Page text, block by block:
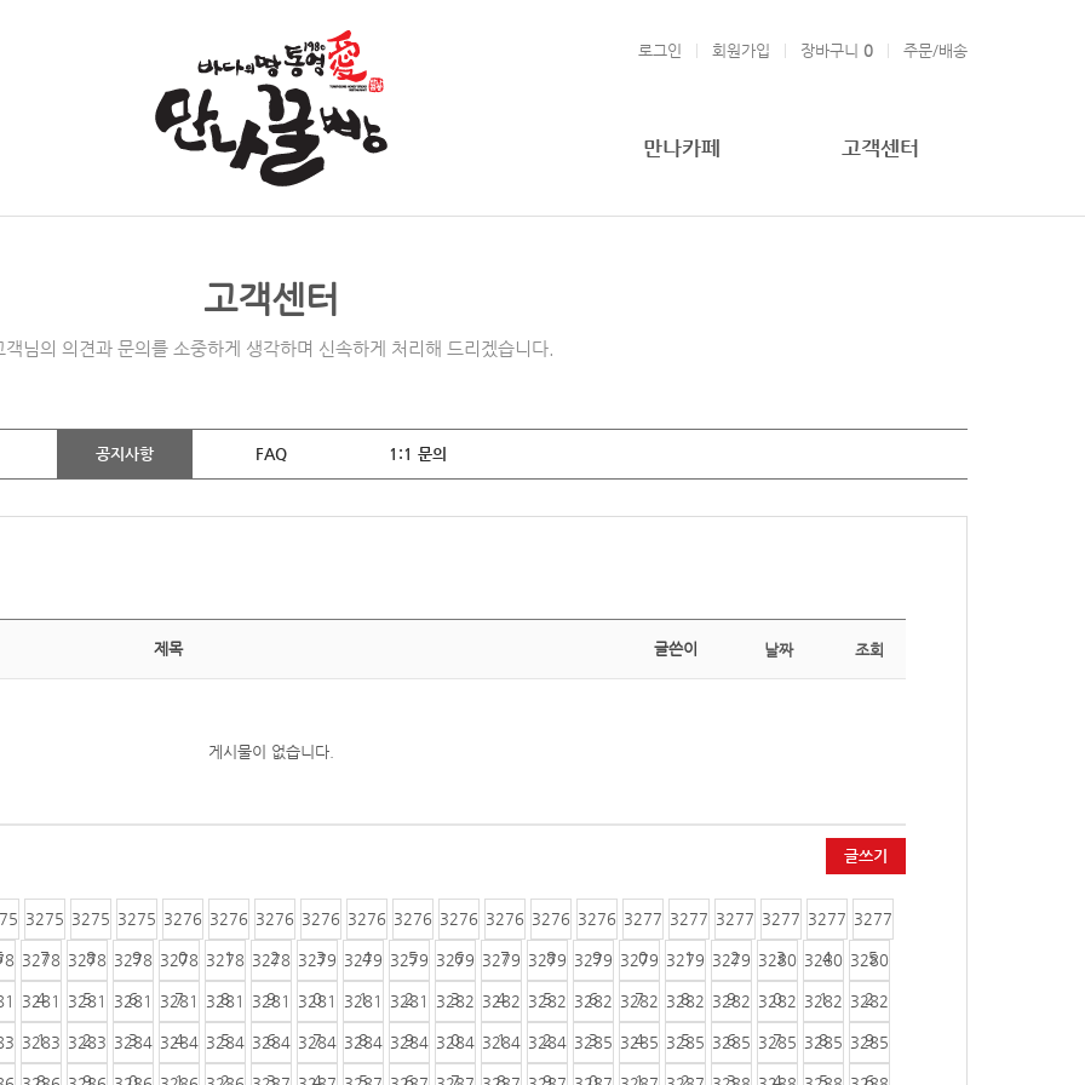
로그인 회원가입 장바구니 0 주문/배송
만나카페 고객센터
고객센터
객님의 의견과 문의를 소중하게 생각하며 신속하게 처리해 드리겠습니다.
공지사항 FAQ 1:1 문의
제목 글쓴이 날짜 조회
게시물이 없습니다.
글쓰기
3275
7
3275
8
3275
9
3276
0
3276
1
3276
2
3276
3
3276
4
3276
5
3276
6
3276
7
3276
8
3276
9
3277
0
3277
1
3277
2
3277
3
3277
4
3277
5
3278
4
3278
5
3278
6
3278
7
3278
8
3278
9
3279
0
3279
1
3279
2
3279
3
3279
4
3279
5
3279
6
3279
7
3279
8
3279
9
3280
0
3280
1
3280
2
3281
1
3281
2
3281
3
3281
4
3281
5
3281
6
3281
7
3281
8
3281
9
3282
0
3282
1
3282
2
3282
3
3282
4
3282
5
3282
6
3282
7
3282
8
3282
9
3283
8
3283
9
3284
0
3284
1
3284
2
3284
3
3284
4
3284
5
3284
6
3284
7
3284
8
3284
9
3285
0
3285
1
3285
2
3285
3
3285
4
3285
5
3285
6